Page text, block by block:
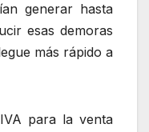
generar hasta
esas demoras
más rápido a
para la venta